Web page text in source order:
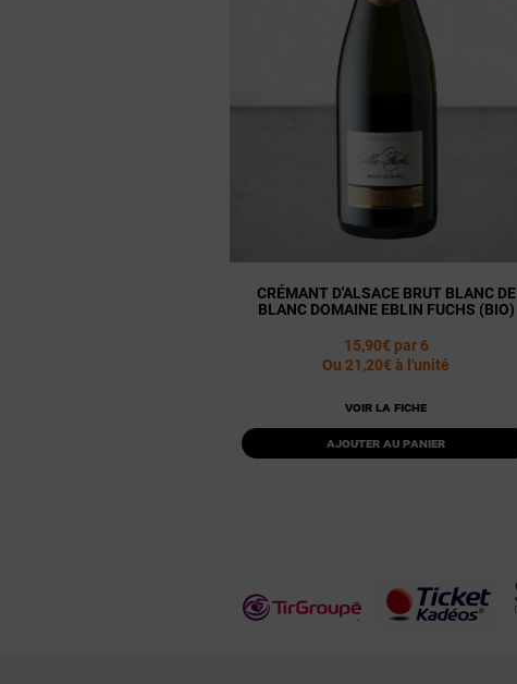
CRÉMANT D'ALSACE BRUT BLANC DE
BLANC DOMAINE EBLIN FUCHS (BIO)
15,90€ par 6
Ou 21,20€ à l'unité
Voir la fiche
Ajouter au panier